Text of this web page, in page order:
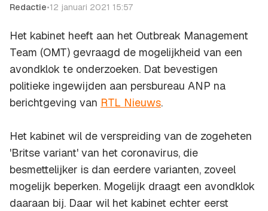
Redactie•12 januari 2021 15:57
Het kabinet heeft aan het Outbreak Management
Team (OMT) gevraagd de mogelijkheid van een
avondklok te onderzoeken. Dat bevestigen
politieke ingewijden aan persbureau ANP na
berichtgeving van RTL Nieuws.
Het kabinet wil de verspreiding van de zogeheten
'Britse variant' van het coronavirus, die
besmettelijker is dan eerdere varianten, zoveel
mogelijk beperken. Mogelijk draagt een avondklok
daaraan bij. Daar wil het kabinet echter eerst